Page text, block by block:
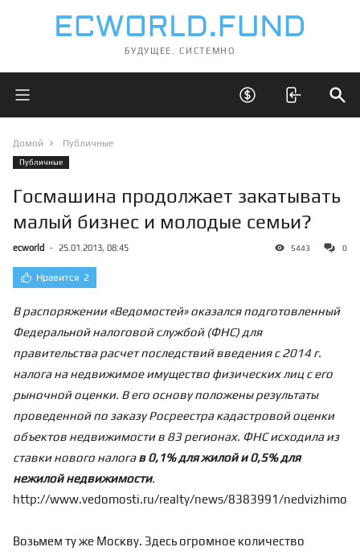
БУДУЩЕЕ. СИСТЕМНО
Открыть главное меню Открыть скрытые
Домой Публичные
Публичные
Госмашина продолжает закатывать
малый бизнес и молодые семьи?
ecworld - 25.01.2013, 08:45 5443 0
Нравится 2
В распоряжении «Ведомостей» оказался подготовленный
Федеральной налоговой службой (ФНС) для
правительства расчет последствий введения с 2014 г.
налога на недвижимое имущество физических лиц с его
рыночной оценки. В его основу положены результаты
проведенной по заказу Росреестра кадастровой оценки
объектов недвижимости в 83 регионах. ФНС исходила из
ставки нового налогав 0,1% для жилой и 0,5% для
нежилой недвижимости.
http://www.vedomosti.ru/realty/news/8383991/
Возьмем ту же Москву. Здесь огромное количество